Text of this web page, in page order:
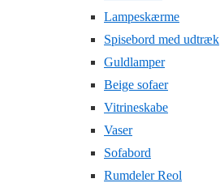
Lampeskærme
Spisebord med udtræk
Guldlamper
Beige sofaer
Vitrineskabe
Vaser
Sofabord
Rumdeler Reol